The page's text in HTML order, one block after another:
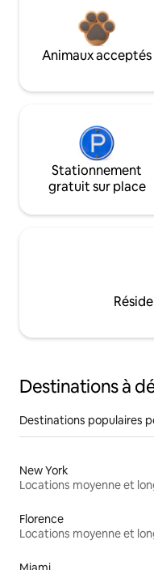
Animaux acceptés
Stationnement
gratuit sur place
Destinations à
Destinations populaires
New York
Florence